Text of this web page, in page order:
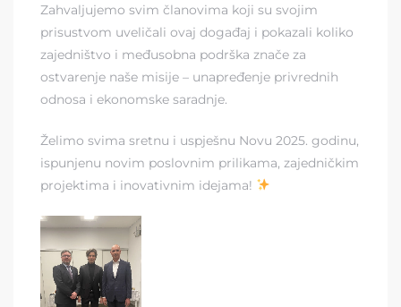
Zahvaljujemo svim članovima koji su svojim
prisustvom uveličali ovaj događaj i pokazali koliko
zajedništvo i međusobna podrška znače za
ostvarenje naše misije – unapređenje privrednih
odnosa i ekonomske saradnje.
Želimo svima sretnu i uspješnu Novu 2025. godinu,
ispunjenu novim poslovnim prilikama, zajedničkim
projektima i inovativnim idejama!